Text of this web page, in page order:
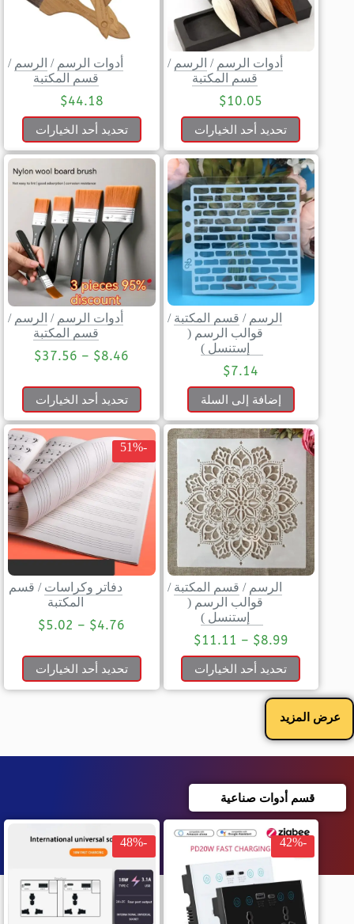
أدوات الرسم / الرسم /
قسم المكتبة
$10.05
تحديد أحد الخيارات
أدوات الرسم / الرسم /
قسم المكتبة
$44.18
تحديد أحد الخيارات
الرسم / قسم المكتبة /
قوالب الرسم (
إستنسل )
$7.14
إضافة إلى السلة
أدوات الرسم / الرسم /
قسم المكتبة
$8.46
–
$37.56
تحديد أحد الخيارات
الرسم / قسم المكتبة /
قوالب الرسم (
إستنسل )
$8.99
–
$11.11
تحديد أحد الخيارات
-51%
دفاتر وكراسات / قسم
المكتبة
$4.76
–
$5.02
تحديد أحد الخيارات
عرض المزيد
قسم أدوات صناعية
-42%
-48%